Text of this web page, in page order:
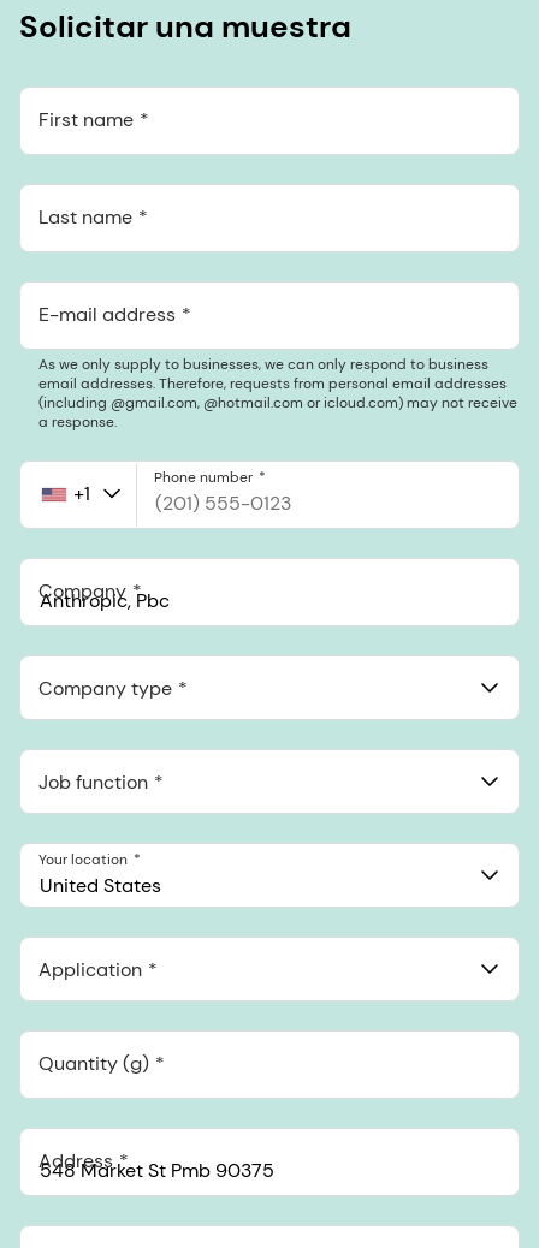
Solicitar una muestra
First name
Last name
E-mail address
As we only supply to businesses, we can only respond to business
email addresses. Therefore, requests from personal email addresses
(including @gmail.com, @hotmail.com or icloud.com) may not receive
a response.
United
+1
Phone number
Company
548 Market St Pmb 90375, San Francisco, California, US
Company type
Job function
United States
Your location
Application
Quantity (g)
Address